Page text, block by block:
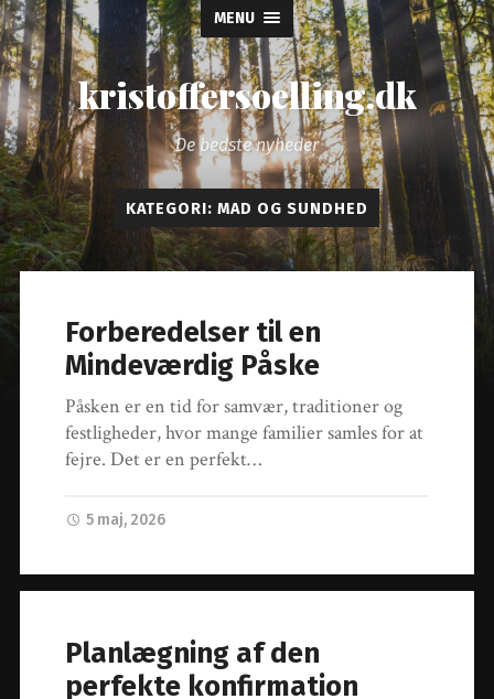
MENU
kristoffersoelling.dk
De bedste nyheder
KATEGORI: MAD OG SUNDHED
Forberedelser til en
Mindeværdig Påske
Påsken er en tid for samvær, traditioner og
festligheder, hvor mange familier samles for at
fejre. Det er en perfekt…
5 maj, 2026
Planlægning af den
perfekte konfirmation